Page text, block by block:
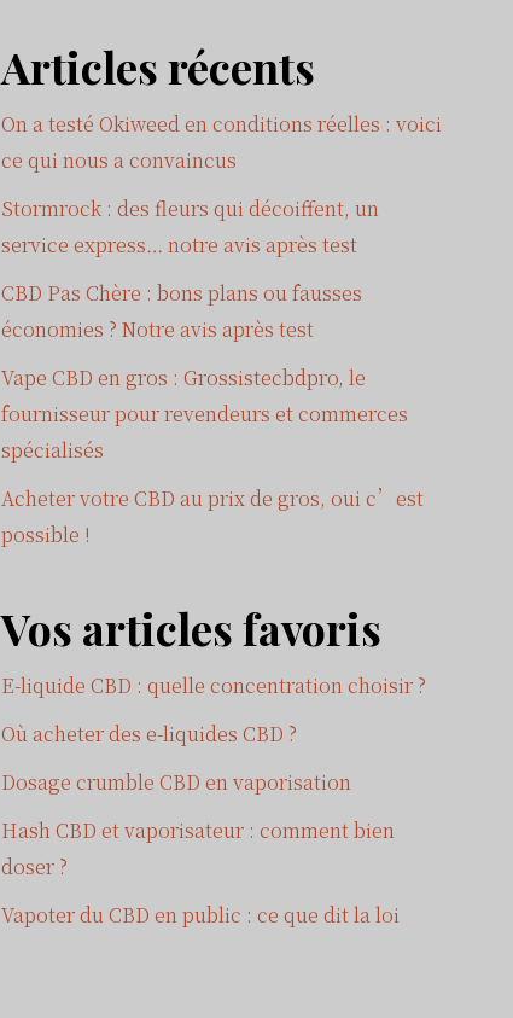
Articles récents
On a testé Okiweed en conditions réelles : voici
ce qui nous a convaincus
Stormrock : des fleurs qui décoiffent, un
service express… notre avis après test
CBD Pas Chère : bons plans ou fausses
économies ? Notre avis après test
Vape CBD en gros : Grossistecbdpro, le
fournisseur pour revendeurs et commerces
spécialisés
Acheter votre CBD au prix de gros, oui c’est
possible !
Vos articles favoris
E-liquide CBD : quelle concentration choisir ?
Où acheter des e-liquides CBD ?
Dosage crumble CBD en vaporisation
Hash CBD et vaporisateur : comment bien
doser ?
Vapoter du CBD en public : ce que dit la loi